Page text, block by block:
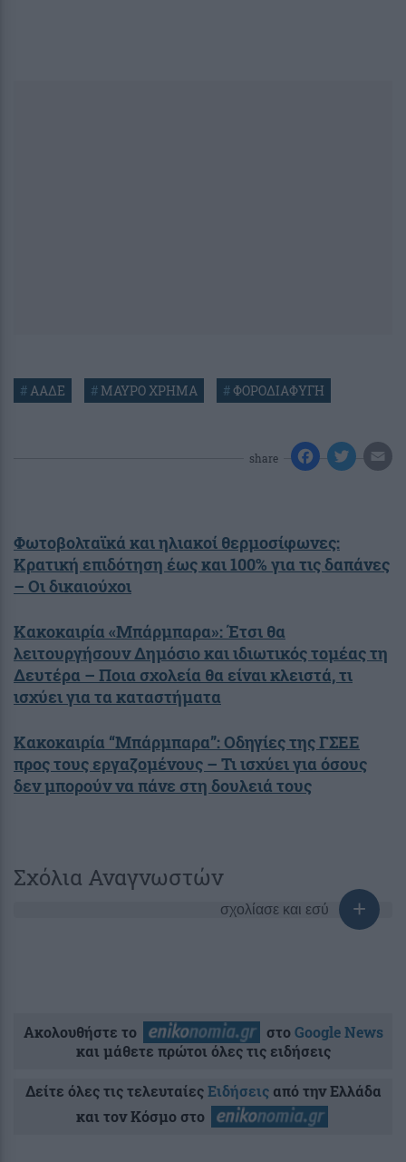
#ΑΑΔΕ # ΜΑΥΡΟ ΧΡΗΜΑ #ΦΟΡΟΔΙΑΦΥΓΗ
share
Φωτοβολταϊκά και ηλιακοί θερμοσίφωνες:
Κρατική επιδότηση έως και 100% για τις δαπάνες
– Οι δικαιούχοι
Κακοκαιρία «Μπάρμπαρα»: Έτσι θα
λειτουργήσουν Δημόσιο και ιδιωτικός τομέας τη
Δευτέρα – Ποια σχολεία θα είναι κλειστά, τι
ισχύει για τα καταστήματα
Κακοκαιρία “Μπάρμπαρα”: Οδηγίες της ΓΣΕΕ
προς τους εργαζομένους – Τι ισχύει για όσους
δεν μπορούν να πάνε στη δουλειά τους
Σχόλια Αναγνωστών
σχολίασε και εσύ
Ακολουθήστε το στοGoogle News
και μάθετε πρώτοι όλες τις ειδήσεις
Δείτε όλες τις τελευταίεςΕιδήσειςαπό την Ελλάδα
και τον Κόσμο στο